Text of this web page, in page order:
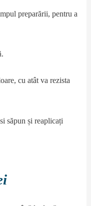
preparării, pentru a
cu atât va rezista
săpun și reaplicați